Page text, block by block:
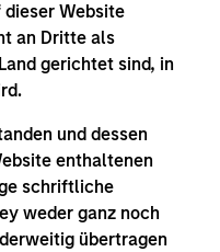
dieser Website
an Dritte als
gerichtet sind, in
und dessen
enthaltenen
schriftliche
weder ganz noch
übertragen
Aktienprodukte